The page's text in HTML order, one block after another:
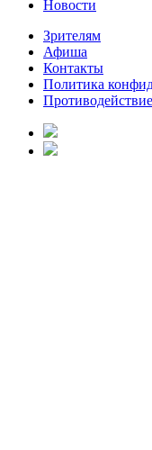
Новости
Зрителям
Афиша
Контакты
Политика